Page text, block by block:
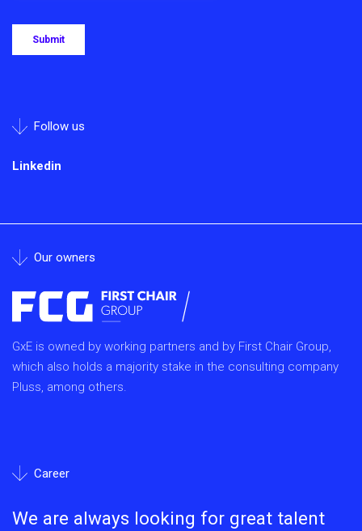
Follow us
Linkedin
Our owners
GxE is owned by working partners and by First Chair Group,
which also holds a majority stake in the consulting company
Pluss, among others.
Career
We are always looking for great talent